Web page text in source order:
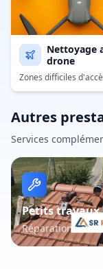
Nettoyage
drone
Zones difficiles
Autres
Services
Petits travaux
Réparations et